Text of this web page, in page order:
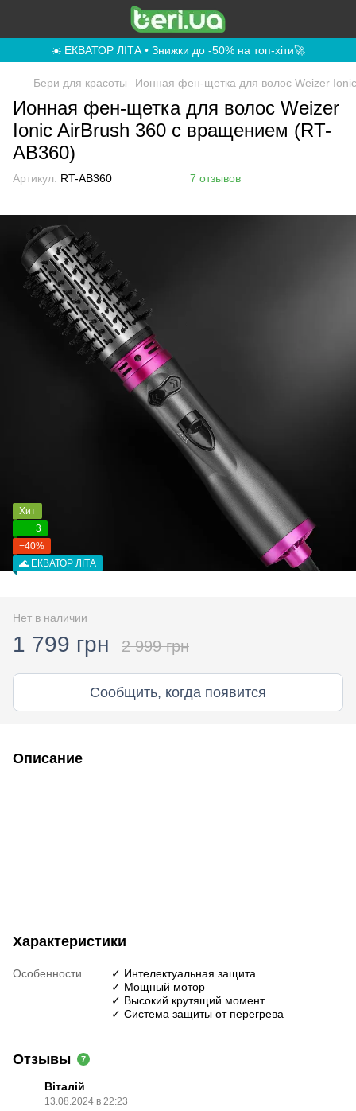
☀️ ЕКВАТОР ЛІТА • Знижки до -50% на топ-хіти🚀
Бери для красоты Ионная фен-щетка для волос Weizer
Ионная фен-щетка для волос Weizer
Ionic AirBrush 360 с вращением (RT-
AB360)
Артикул: RT-AB360 7 отзывов
Хит
3
−40%
🌊 ЕКВАТОР ЛІТА
Нет в наличии
1 799 грн 2 999 грн
Сообщить, когда появится
Описание
Характеристики
Особенности
✓ Интелектуальная защита
✓ Мощный мотор
✓ Высокий крутящий момент
✓ Система защиты от перегрева
Отзывы 7
Віталій
13.08.2024 в 22:23